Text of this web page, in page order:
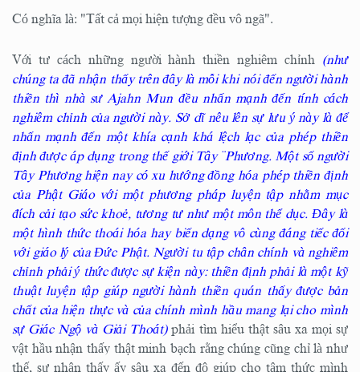
Có nghĩa là: "Tất cả mọi hiện tượng đều vô ngã".
Với tư cách những người hành thiền nghiêm chỉnh (như
chúng ta đã nhận thấy trên đây là mỗi khi nói đến người hành
thiền thì nhà sư Ajahn Mun đều nhấn mạnh đến tính cách
nghiêm chỉnh của người này. Sở dĩ nêu lên sự lưu ý này là để
nhấn mạnh đến một khía cạnh khá lệch lạc của phép thiền
định được áp dụng trong thế giới Tây ¨Phương. Một số người
Tây Phương hiện nay có xu hướng đồng hóa phép thiền định
của Phật Giáo với một phương pháp luyện tập nhằm mục
đích cải tạo sức khoẻ, tương tư như một môn thể dục. Đây là
một hình thức thoái hóa hay biến dạng vô cùng đáng tiếc đối
với giáo lý của Đức Phật. Người tu tập chân chính và nghiêm
chỉnh phải ý thức được sự kiện này: thiền định phải là một kỹ
thuật luyện tập giúp người hành thiền quán thấy được bản
chất của hiện thực và của chính mình hầu mang lại cho mình
sự Giác Ngộ và Giải Thoát)phải tìm hiểu thật sâu xa mọi sự
vật hầu nhận thấy thật minh bạch rằng chúng cũng chỉ là như
thế, sự nhận thấy ấy sâu xa đến độ giúp cho tâm thức mình